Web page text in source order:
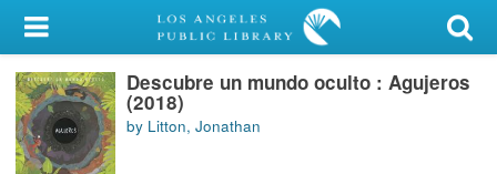
My Account
Library Card
Sign In
Descubre un mundo oculto : Agujeros
(2018)
by Litton, Jonathan